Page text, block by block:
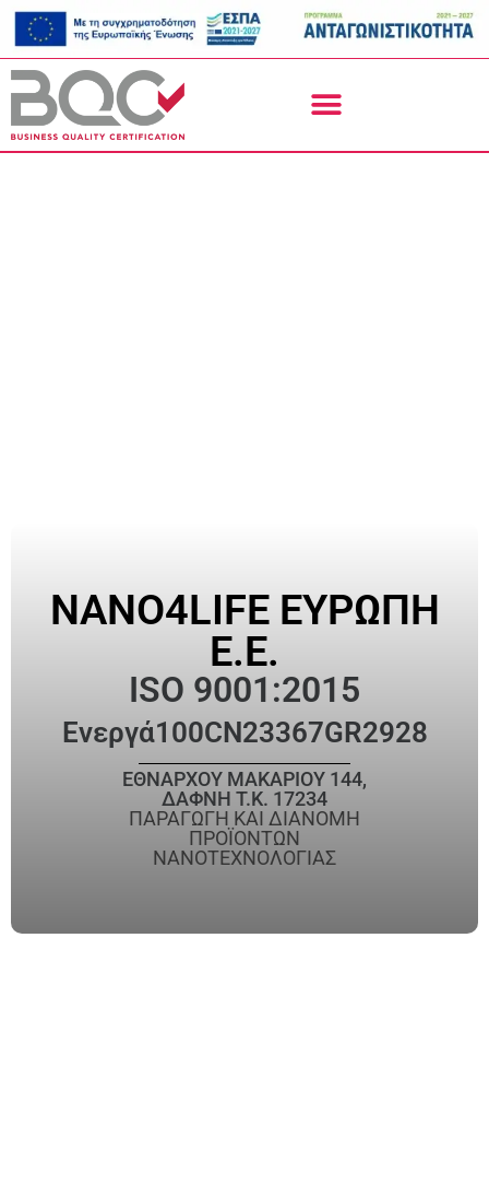
NANO4LIFE ΕΥΡΩΠΗ
Ε.Ε.
ISO 9001:2015
Ενεργά100CN23367GR2928
ΕΘΝΑΡΧΟΥ ΜΑΚΑΡΙΟΥ 144,
ΔΑΦΝΗ T.K. 17234
ΠΑΡΑΓΩΓΗ ΚΑΙ ΔΙΑΝΟΜΗ
ΠΡΟΪΟΝΤΩΝ
ΝΑΝΟΤΕΧΝΟΛΟΓΙΑΣ